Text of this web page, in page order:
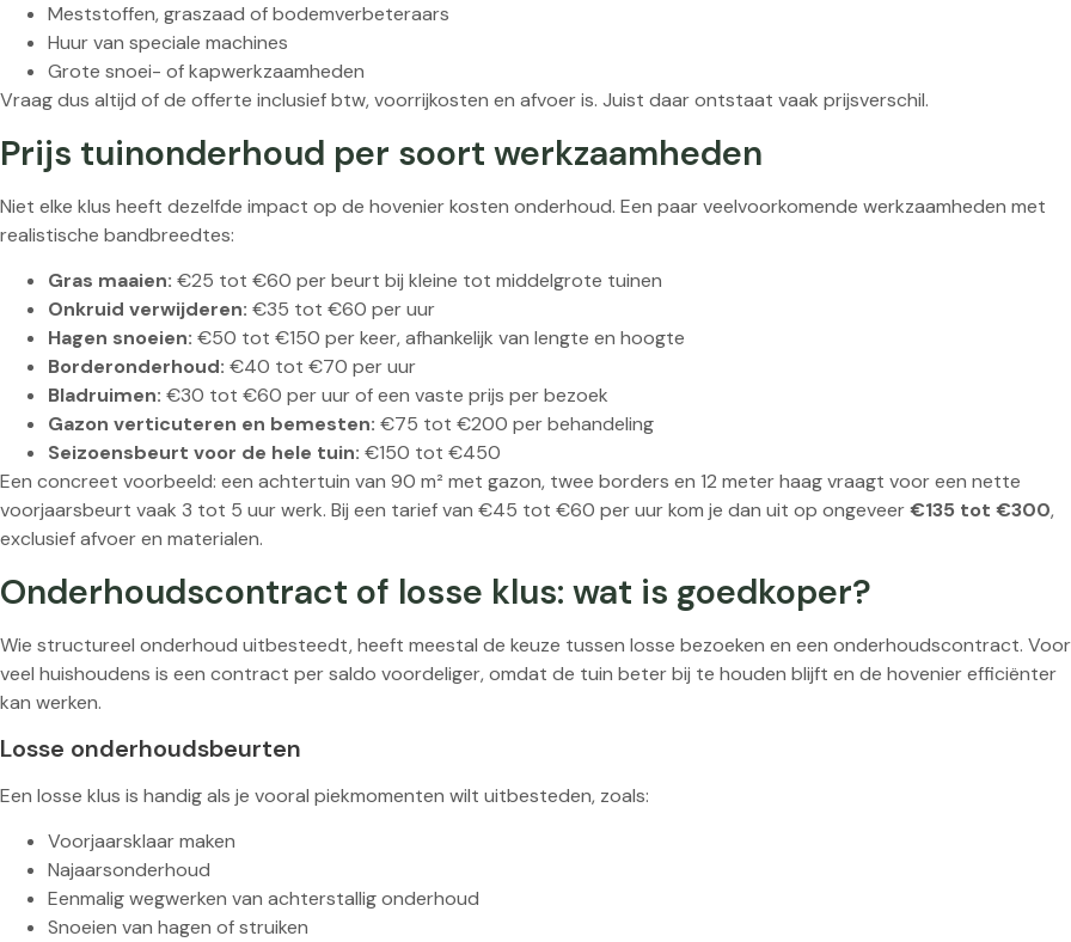
Meststoffen, graszaad of bodemverbeteraars
Huur van speciale machines
Grote snoei- of kapwerkzaamheden
Vraag dus altijd of de offerte inclusief btw, voorrijkosten en afvoer is. Juist daar ontstaat vaak prijsverschil.
Prijs tuinonderhoud per soort werkzaamheden
Niet elke klus heeft dezelfde impact op de hovenier kosten onderhoud. Een paar veelvoorkomende werkzaamheden met
realistische bandbreedtes:
Gras maaien: €25 tot €60 per beurt bij kleine tot middelgrote tuinen
Onkruid verwijderen: €35 tot €60 per uur
Hagen snoeien: €50 tot €150 per keer, afhankelijk van lengte en hoogte
Borderonderhoud: €40 tot €70 per uur
Bladruimen: €30 tot €60 per uur of een vaste prijs per bezoek
Gazon verticuteren en bemesten: €75 tot €200 per behandeling
Seizoensbeurt voor de hele tuin: €150 tot €450
Een concreet voorbeeld: een achtertuin van 90 m² met gazon, twee borders en 12 meter haag vraagt voor een nette
voorjaarsbeurt vaak 3 tot 5 uur werk. Bij een tarief van €45 tot €60 per uur kom je dan uit op ongeveer€135 tot €300,
exclusief afvoer en materialen.
Onderhoudscontract of losse klus: wat is goedkoper?
Wie structureel onderhoud uitbesteedt, heeft meestal de keuze tussen losse bezoeken en een onderhoudscontract. Voor
veel huishoudens is een contract per saldo voordeliger, omdat de tuin beter bij te houden blijft en de hovenier efficiënter
kan werken.
Losse onderhoudsbeurten
Een losse klus is handig als je vooral piekmomenten wilt uitbesteden, zoals:
Voorjaarsklaar maken
Najaarsonderhoud
Eenmalig wegwerken van achterstallig onderhoud
Snoeien van hagen of struiken